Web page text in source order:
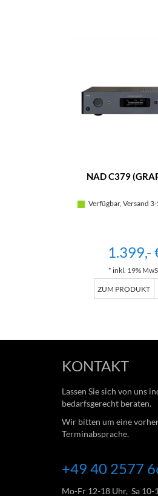
NAD C379
Verfügbar, Versand
1.399,-
* inkl. 19%
ZUM PRODUKT
KONTAKT
Lassen Sie sich von uns
bedarfsgerecht beraten.
Wir bitten um eine
Terminabsprache.
+49 40 2577
Mo-Fr 12-18 Uhr, Sa 10-